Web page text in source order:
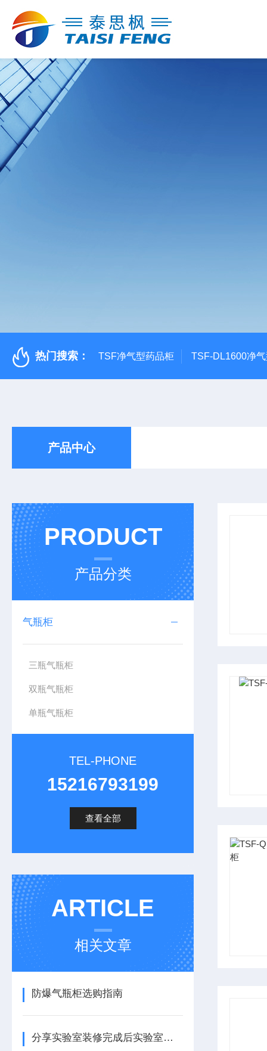
热门搜索： TSF净气型药品柜 TSF-DL1600净
产品中心
PRODUCT
产品分类
气瓶柜
三瓶气瓶柜
双瓶气瓶柜
单瓶气瓶柜
TEL-PHONE
15216793199
查看全部
ARTICLE
相关文章
防爆气瓶柜选购指南
分享实验室装修完成后实验室中常配置的设备有哪些？